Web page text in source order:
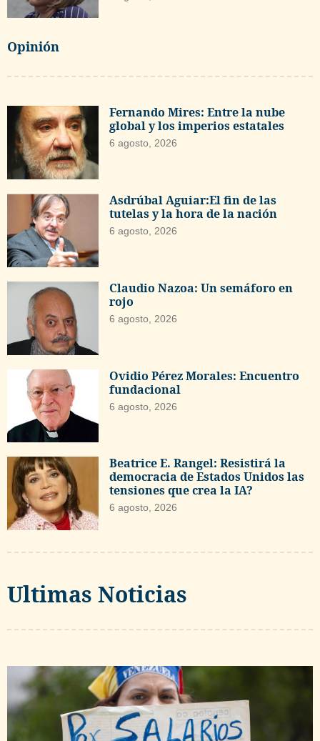
Opinión
Fernando Mires: Entre la nube
global y los imperios estatales
6 agosto, 2026
Asdrúbal Aguiar:El fin de las
tutelas y la hora de la nación
6 agosto, 2026
Claudio Nazoa: Un semáforo en
rojo
6 agosto, 2026
Ovidio Pérez Morales: Encuentro
fundacional
6 agosto, 2026
Beatrice E. Rangel: Resistirá la
democracia de Estados Unidos las
tensiones que crea la IA?
6 agosto, 2026
Ultimas Noticias